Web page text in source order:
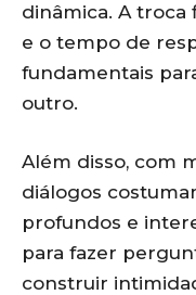
dinâmica. A troca
e o tempo de
fundamentais
outro.
Além disso, com
diálogos
profundos e
para fazer
construir